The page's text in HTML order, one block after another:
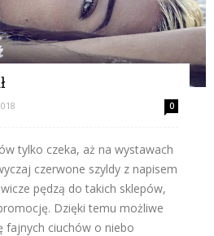
0
tylko czeka, aż na wystawach
czerwone szyldy z napisem
pędzą do takich sklepów,
Dzięki temu możliwe
fajnych ciuchów o niebo